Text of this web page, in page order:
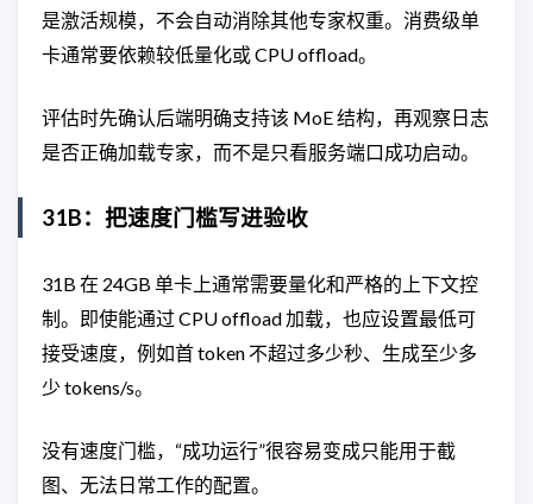
是激活规模，不会自动消除其他专家权重。消费级单
卡通常要依赖较低量化或 CPU offload。
评估时先确认后端明确支持该 MoE 结构，再观察日志
是否正确加载专家，而不是只看服务端口成功启动。
31B：把速度门槛写进验收
31B 在 24GB 单卡上通常需要量化和严格的上下文控
制。即使能通过 CPU offload 加载，也应设置最低可
接受速度，例如首 token 不超过多少秒、生成至少多
少 tokens/s。
没有速度门槛，“成功运行”很容易变成只能用于截
图、无法日常工作的配置。